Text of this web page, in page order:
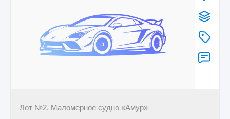
Лот №2, Маломерное судно «Амур»